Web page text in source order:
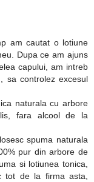
am cautat o lotiune
Dupa ce am ajuns
capului, am intreb
sa controlez excesul
naturala cu arbore
fara alcool de la
spuma naturala
pur din arbore de
si lotiunea tonica,
tot de la firma asta,